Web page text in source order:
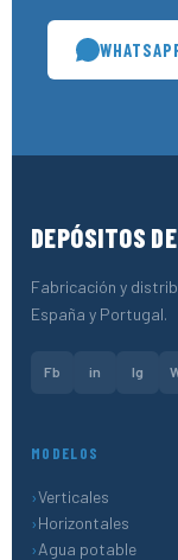
DEPÓSITOS
Fabricación y
España y Portugal.
Fb in Ig
MODELOS
Verticales
Horizontales
Agua potable